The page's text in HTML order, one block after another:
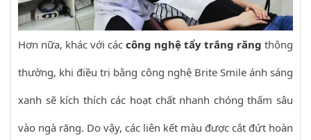
Hơn nữa, khác với các công nghệ tẩy trắng răng thông
thường, khi điều trị bằng công nghệ Brite Smile ánh sáng
xanh sẽ kích thích các hoạt chất nhanh chóng thấm sâu
vào ngà răng. Do vậy, các liên kết màu được cắt đứt hoàn